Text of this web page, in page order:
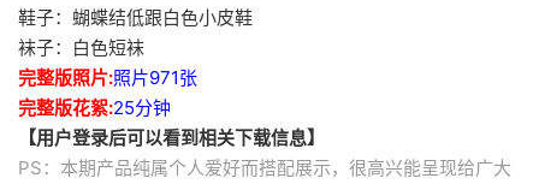
鞋子：蝴蝶结低跟白色小皮鞋
袜子：白色短袜
完整版照片:照片971张
完整版花絮:25分钟
【用户登录后可以看到相关下载信息】
PS：本期产品纯属个人爱好而搭配展示，很高兴能呈现给广大